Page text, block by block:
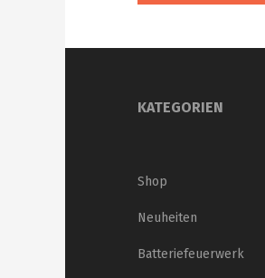
KATEGORIEN
Shop
Neuheiten
Batteriefeuerwerk